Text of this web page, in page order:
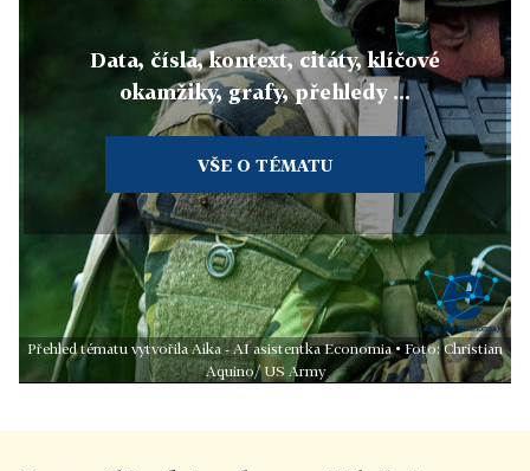
Data, čísla, kontext, citáty, klíčové
okamžiky, grafy, přehledy ...
VŠE O TÉMATU
Přehled tématu vytvořila Aika - AI asistentka Economia • Foto: Christian
Aquino/ US Army